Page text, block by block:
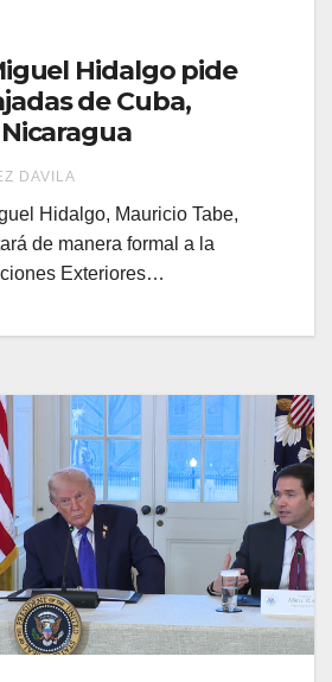
Hidalgo pide
de Cuba,
DAVILA
Hidalgo, Mauricio Tabe,
de manera formal a la
Exteriores…